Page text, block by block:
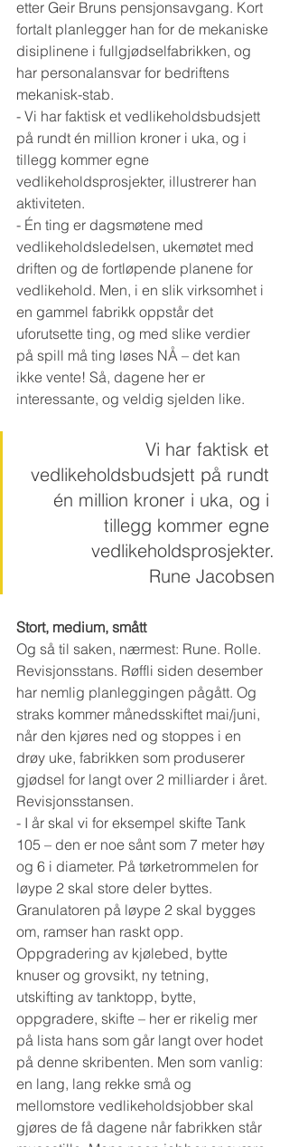
etter Geir Bruns pensjonsavgang. Kort
fortalt planlegger han for de mekaniske
disiplinene i fullgjødselfabrikken, og
har personalansvar for bedriftens
mekanisk-stab.
- Vi har faktisk et vedlikeholdsbudsjett
på rundt én million kroner i uka, og i
tillegg kommer egne
vedlikeholdsprosjekter, illustrerer han
aktiviteten.
- Én ting er dagsmøtene med
vedlikeholdsledelsen, ukemøtet med
driften og de fortløpende planene for
vedlikehold. Men, i en slik virksomhet i
en gammel fabrikk oppstår det
uforutsette ting, og med slike verdier
på spill må ting løses NÅ – det kan
ikke vente! Så, dagene her er
interessante, og veldig sjelden like.
Vi har faktisk et
vedlikeholdsbudsjett på rundt
én million kroner i uka, og i
tillegg kommer egne
vedlikeholdsprosjekter.
Rune Jacobsen
Stort, medium, smått
Og så til saken, nærmest: Rune. Rolle.
Revisjonsstans. Røffli siden desember
har nemlig planleggingen pågått. Og
straks kommer månedsskiftet mai/juni,
når den kjøres ned og stoppes i en
drøy uke, fabrikken som produserer
gjødsel for langt over 2 milliarder i året.
Revisjonsstansen.
- I år skal vi for eksempel skifte Tank
105 – den er noe sånt som 7 meter høy
og 6 i diameter. På tørketrommelen for
løype 2 skal store deler byttes.
Granulatoren på løype 2 skal bygges
om, ramser han raskt opp.
Oppgradering av kjølebed, bytte
knuser og grovsikt, ny tetning,
utskifting av tanktopp, bytte,
oppgradere, skifte – her er rikelig mer
på lista hans som går langt over hodet
på denne skribenten. Men som vanlig:
en lang, lang rekke små og
mellomstore vedlikeholdsjobber skal
gjøres de få dagene når fabrikken står